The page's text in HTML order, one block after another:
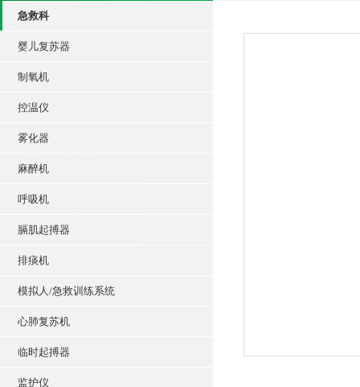
急救科
婴儿复苏器
制氧机
控温仪
雾化器
麻醉机
呼吸机
膈肌起搏器
排痰机
模拟人/急救训练系统
心肺复苏机
临时起搏器
监护仪